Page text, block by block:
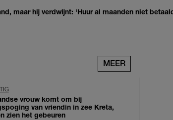
maar hij verdwijnt: 'Huur al maanden niet
MEER
vrouw komt om bij
van vriendin in zee Kreta,
zien het gebeuren